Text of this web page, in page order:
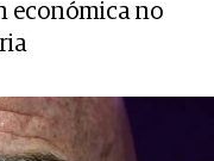
económica no